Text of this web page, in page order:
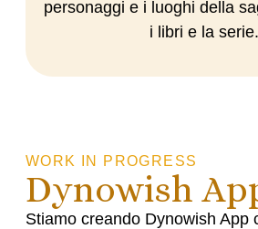
personaggi e i luoghi della
i libri e la serie.
WORK IN PROGRESS
Dynowish
Stiamo creando Dynowish App